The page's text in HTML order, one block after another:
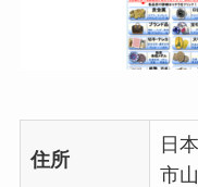
住所
日
市